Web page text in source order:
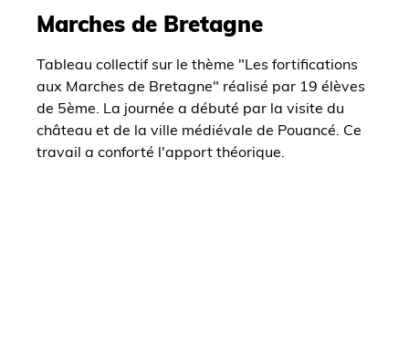
Marches de Bretagne
Tableau collectif sur le thème "Les fortifications
aux Marches de Bretagne" réalisé par 19 élèves
de 5ème. La journée a débuté par la visite du
château et de la ville médiévale de Pouancé. Ce
travail a conforté l'apport théorique.